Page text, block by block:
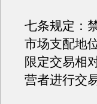
七条规定：
市场支配地
限定交易相
营者进行交